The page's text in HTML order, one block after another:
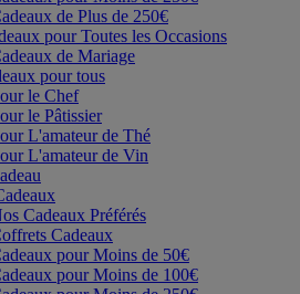
de Plus de 250€
pour Toutes les Occasions
de Mariage
pour tous
le Chef
le Pâtissier
L'amateur de Thé
L'amateur de Vin
Cadeaux Préférés
Cadeaux
pour Moins de 50€
pour Moins de 100€